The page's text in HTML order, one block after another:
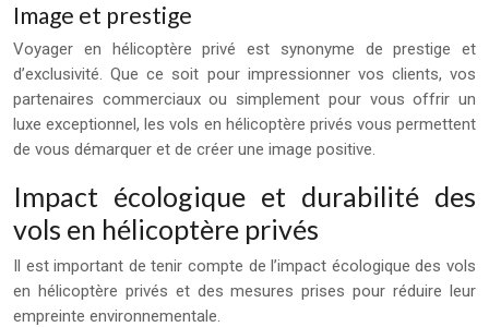
Image et prestige
Voyager en hélicoptère privé est synonyme de prestige et
d’exclusivité. Que ce soit pour impressionner vos clients, vos
partenaires commerciaux ou simplement pour vous offrir un
luxe exceptionnel, les vols en hélicoptère privés vous permettent
de vous démarquer et de créer une image positive.
Impact écologique et durabilité des
vols en hélicoptère privés
Il est important de tenir compte de l’impact écologique des vols
en hélicoptère privés et des mesures prises pour réduire leur
empreinte environnementale.